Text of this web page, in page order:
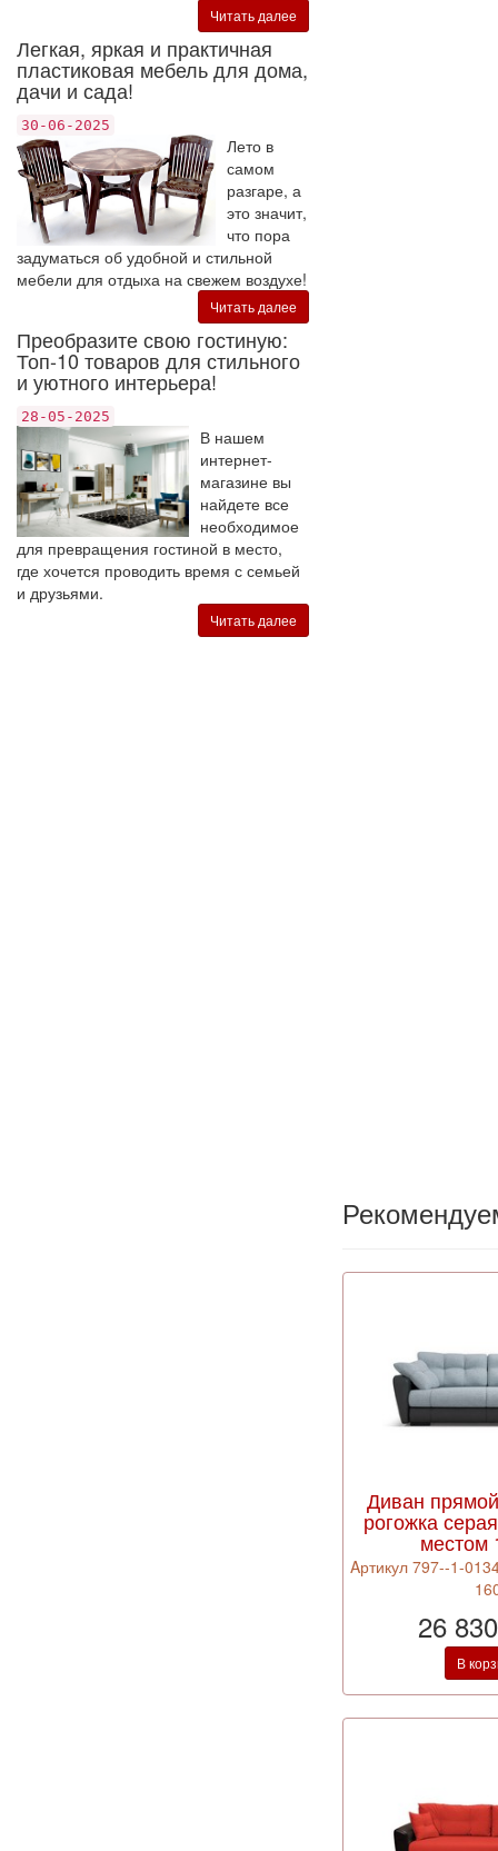
Читать далее
Легкая, яркая и практичная
пластиковая мебель для дома,
дачи и сада!
30-06-2025
Лето в
самом
разгаре, а
это значит,
что пора
задуматься об удобной и стильной
мебели для отдыха на свежем воздухе!
Читать далее
Преобразите свою гостиную:
Топ-10 товаров для стильного
и уютного интерьера!
28-05-2025
В нашем
интернет-
магазине вы
найдете все
необходимое
для превращения гостиной в место,
где хочется проводить время с семьей
и друзьями.
Читать далее
Диван
рогожка
местом
Aртикул 797--1-
26
В